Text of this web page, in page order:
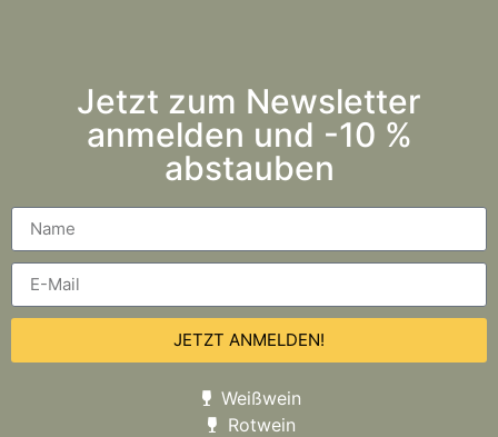
Jetzt zum Newsletter
anmelden und -10 %
abstauben
JETZT ANMELDEN!
Weißwein
Rotwein